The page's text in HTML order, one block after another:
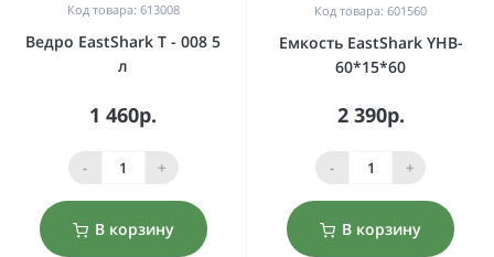
Код товара: 613008
Ведро EastShark Т - 008 5
л
1 460р.
- +
В корзину
Код товара: 601560
Емкость EastShark YHB-
60*15*60
2 390р.
- +
В корзину